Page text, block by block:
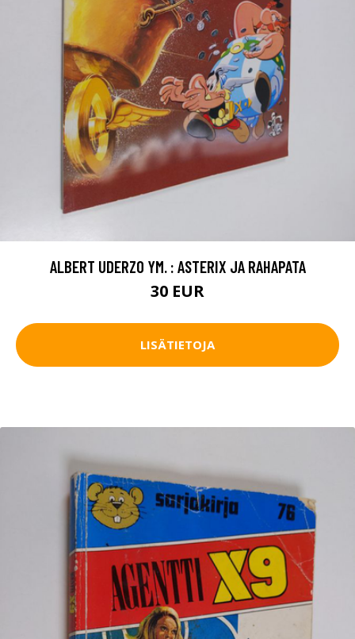
ALBERT UDERZO YM. : ASTERIX JA RAHAPATA
30 EUR
LISÄTIETOJA